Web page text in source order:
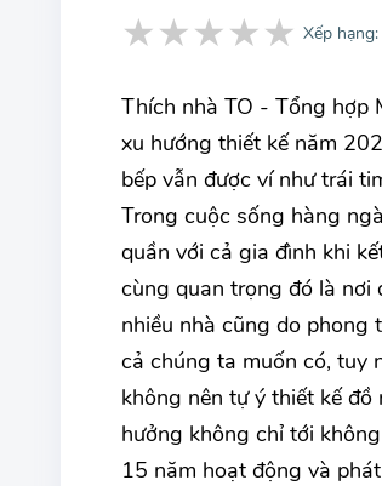
★★★★★ Xếp hạng:
Thích nhà TO - Tổng hợp
xu hướng thiết kế năm
bếp vẫn được ví như trái
Trong cuộc sống hàng
quần với cả gia đình khi
cùng quan trọng đó là nơi
nhiều nhà cũng do phong
cả chúng ta muốn có, tuy
không nên tự ý thiết kế
hưởng không chỉ tới
15 năm hoạt động và